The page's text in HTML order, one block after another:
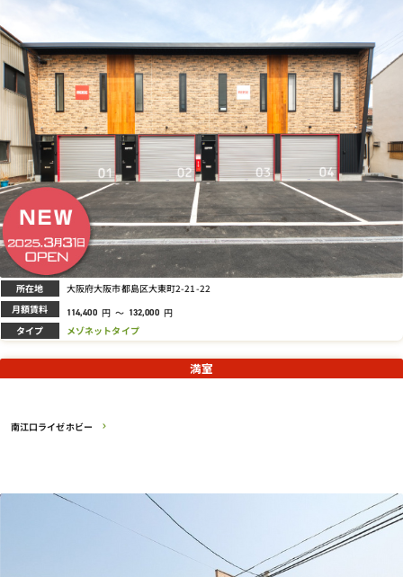
所在地 大阪府大阪市都島区大東町2-21-22
月額賃料 114,400 円 ～ 132,000 円
タイプ メゾネットタイプ
南江口ライゼホビー
満室